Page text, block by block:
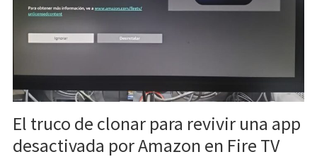
El truco de clonar para revivir una app
desactivada por Amazon en Fire TV